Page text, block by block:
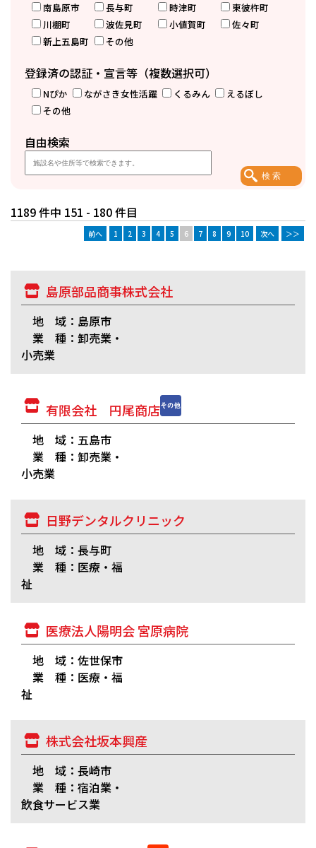
南島原市
長与町 時津町
東彼杵町
川棚町
波佐見町 小値賀町
佐々町
新上五島町
その他
登録済の認証・宣言等（複数選択可）
Nぴか ながさき女性活躍 くるみん
えるぼし
その他
自由検索
1189 件中 151 - 180 件目
前へ 1 2 3 4 5 6 7 8 9 10 次へ ＞＞
島原部品商事株式会社
地 域：島原市
業 種：卸売業・
小売業
有限会社 円尾商店
地 域：五島市
業 種：卸売業・
小売業
日野デンタルクリニック
地 域：長与町
業 種：医療・福
祉
医療法人陽明会 宮原病院
地 域：佐世保市
業 種：医療・福
祉
株式会社坂本興産
地 域：長崎市
業 種：宿泊業・
飲食サービス業